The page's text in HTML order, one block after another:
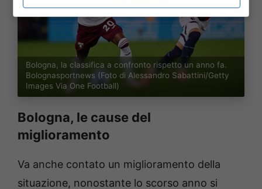
Bologna, la classifica a confronto rispetto un anno fa.
Bolognasportnews (Foto di Alessandro Sabattini/Getty
Images Via One Football)
Bologna, le cause del
miglioramento
Va anche contato un miglioramento della
situazione, nonostante lo scorso anno si